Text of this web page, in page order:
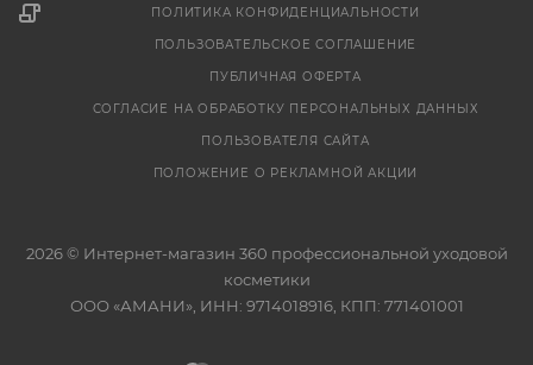
ПОЛИТИКА КОНФИДЕНЦИАЛЬНОСТИ
ПОЛЬЗОВАТЕЛЬСКОЕ СОГЛАШЕНИЕ
ПУБЛИЧНАЯ ОФЕРТА
СОГЛАСИЕ НА ОБРАБОТКУ ПЕРСОНАЛЬНЫХ ДАННЫХ
ПОЛЬЗОВАТЕЛЯ САЙТА
ПОЛОЖЕНИЕ О РЕКЛАМНОЙ АКЦИИ
2026 © Интернет-магазин 360 профессиональной уходовой
косметики
ООО «АМАНИ», ИНН: 9714018916, КПП: 771401001